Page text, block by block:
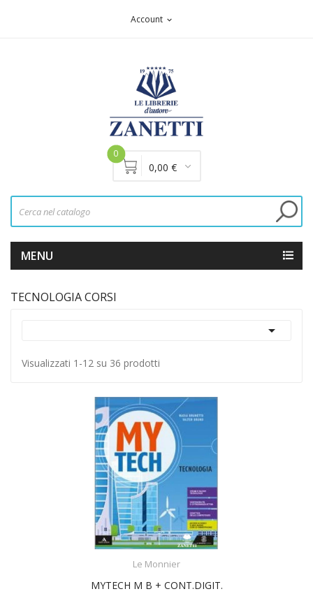
Account expand_more
0
0,00 €
MENU
TECNOLOGIA CORSI

Visualizzati 1-12 su 36 prodotti
Le Monnier
MYTECH M B + CONT.DIGIT.